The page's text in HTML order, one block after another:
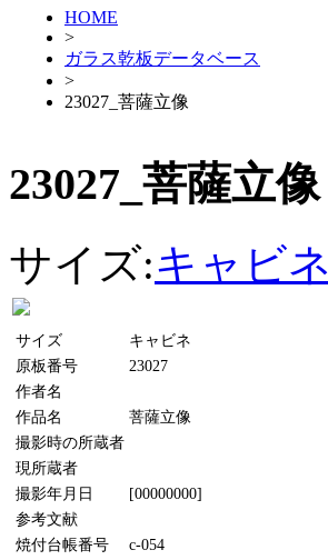
HOME
>
ガラス乾板データベース
>
23027_菩薩立像
23027_菩薩立像
サイズ:キャビネ
サイズ
キャビネ
原板番号
23027
作者名
作品名
菩薩立像
撮影時の所蔵者
現所蔵者
撮影年月日
[00000000]
参考文献
焼付台帳番号
c-054